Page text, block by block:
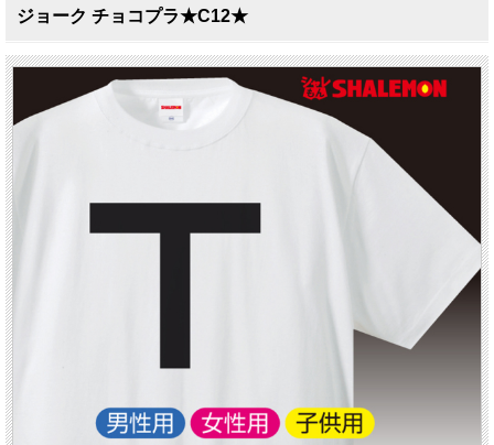
ジョーク チョコプラ★C12★